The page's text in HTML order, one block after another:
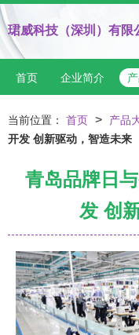
珺威科技（深圳）有限
首页 企业简介
当前位置： 首页 > 产品
开发 创新驱动，智造未来
青岛品牌日
发 创